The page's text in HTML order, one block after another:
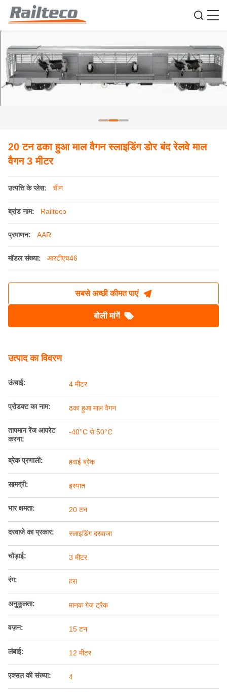
20 टन ढका हुआ माल वैगन स्लाइडिंग डोर बंद रेलवे माल
वैगन 3 मीटर
उत्पत्ति के प्लेस: चीन
ब्रांड नाम: Railteco
प्रमाणन: AAR
मॉडल संख्या: आरटीएच46
सबसे अच्छी कीमत पाएं
बोली मांगें
उत्पाद का विवरण
ऊंचाई: 4 मीटर
प्रोडक्ट का नाम: ढका हुआ माल वैगन
तापमान रेंज आपरेट
करना:
-40°C से 50°C
ब्रेक प्रणाली: हवाई ब्रेक
सामग्री: इस्पात
भार क्षमता: 20 टन
दरवाजे का प्रकार: स्लाइडिंग दरवाजा
चौड़ाई: 3 मीटर
रंग: हरा
अनुकूलता: मानक गेज ट्रैक
वज़न: 15 टन
लंबाई: 12 मीटर
एक्सल की संख्या: 4